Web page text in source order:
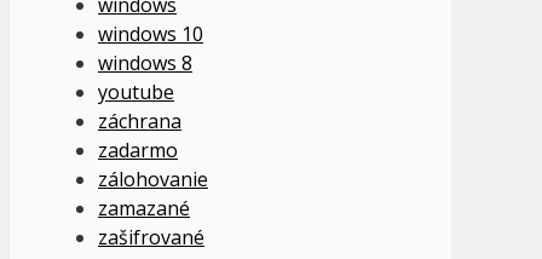
windows 10
windows 8
youtube
záchrana
zadarmo
zálohovanie
zamazané
zašifrované